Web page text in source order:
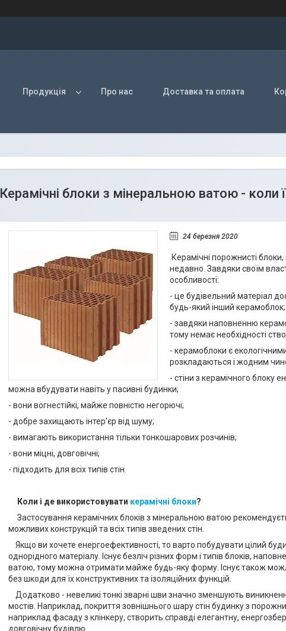
Продукція Про нас Доставка та оплата
Керамічні блоки з мінеральною ватою - коли
24 березня 2020
Керамічні порожнисті
недавно. Завдяки своїм
особливості:
- це будівельний матеріал
будь-який інший керамоблок;
- завдяки наповненню
тому немає необхідності
- керамоблоки є
розкладаються і жодним
- стіни з керамічного блоку
можна вбудувати навіть у пасивні будинки;
- вони вогнестійкі, майже повністю негорючі;
- добре захищають інтер’єр від шуму;
- вимагають використання тільки тонкошарових розчинів;
- вони міцні, довговічні;
- підходить для всіх типів стін.
Коли і де використовувати керамічні блоки?
Застосування керамічних блоків з мінеральною ватою
можливих конструкцій та всіх типів зведених стін.
Якщо ви хочете енергоефективності, то варто побудувати цілий
однорідного матеріалу. Існує безліч різних форм і типів блоків,
ватою, тому можна отримати майже будь-яку форму. Існує також
без шкоди для їх конструктивних та ізоляційних функцій.
Додатково - невеликі тонкі зварні шви значно зменшують
мостів. Наприклад, покриття зовнішнього шару стін будинку з
наприклад фасаду з клінкеру, створить справді елегантну,
довговічну будівлю.